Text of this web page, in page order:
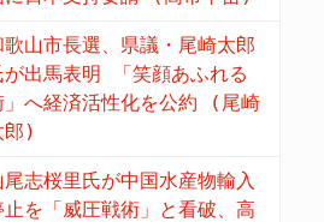
歌山市長選、県議・尾崎太郎
が出馬表明 「笑顔あふれる
」へ経済活性化を公約 (尾崎
郎)
尾志桜里氏が中国水産物輸入
止を「威圧戦術」と看破、高